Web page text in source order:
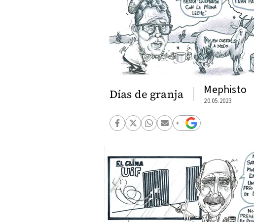
Días de granja Mephisto
20.05.2023